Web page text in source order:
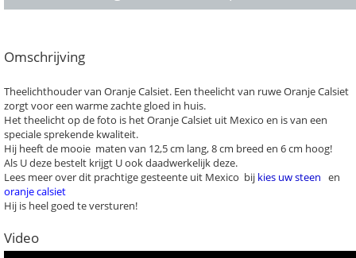
Omschrijving
Theelichthouder van Oranje Calsiet. Een theelicht van ruwe Oranje Calsiet
zorgt voor een warme zachte gloed in huis.
Het theelicht op de foto is het Oranje Calsiet uit Mexico en is van een
speciale sprekende kwaliteit.
Hij heeft de mooie maten van 12,5 cm lang, 8 cm breed en 6 cm hoog!
Als U deze bestelt krijgt U ook daadwerkelijk deze.
Lees meer over dit prachtige gesteente uit Mexico bij kies uw steen en
oranje calsiet
Hij is heel goed te versturen!
Video